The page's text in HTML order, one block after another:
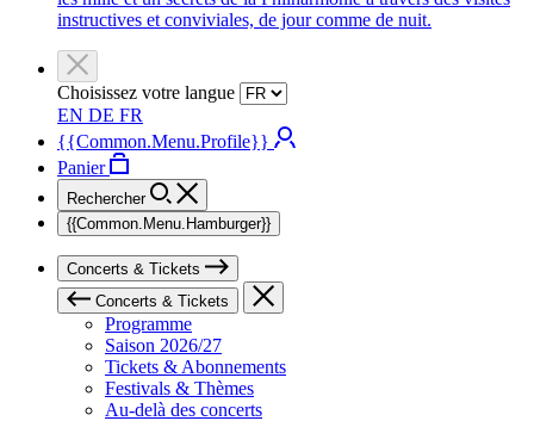
instructives et conviviales, de jour comme de nuit.
Choisissez votre langue
EN DE FR
{{Common.Menu.Profile}}
Panier
Rechercher
{{Common.Menu.Hamburger}}
Concerts & Tickets
Concerts & Tickets
Programme
Saison 2026/27
Tickets & Abonnements
Festivals & Thèmes
Au-delà des concerts